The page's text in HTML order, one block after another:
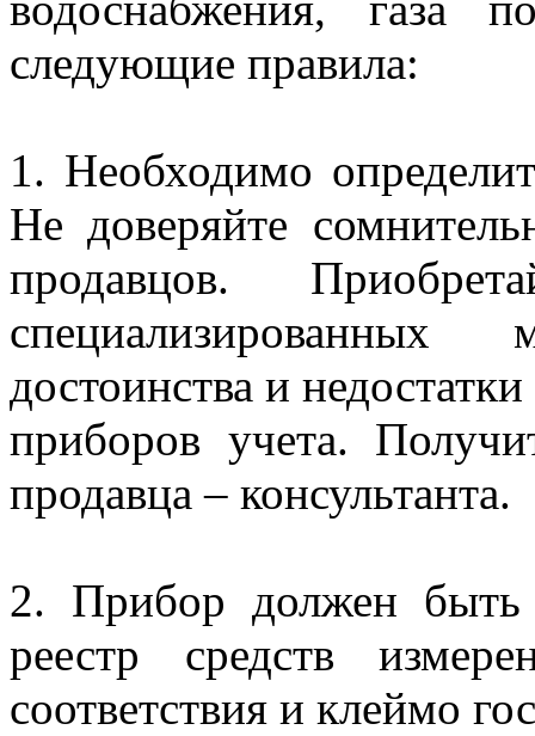
следующие правила:
1. Необходимо
Не доверяйте
продавцов.
специализированных
достоинства и
приборов учета.
продавца – консультанта.
2. Прибор должен быть
реестр средств
соответствия и клеймо